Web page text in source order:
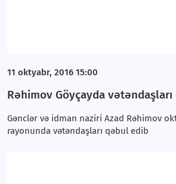
11 oktyabr, 2016 15:00
Rəhimov Göyçayda
Gənclər və idman naziri Azad Rəhimov
rayonunda vətəndaşları qəbul edib